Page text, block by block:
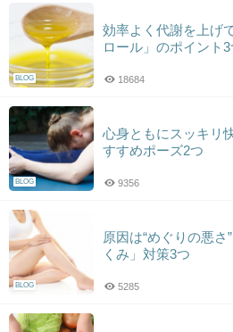
BLOG
効率よく代謝を上げ
ロール」のポイント3
18684
BLOG
心身ともにスッキリ
すすめポーズ2つ
9356
BLOG
原因は“めぐりの悪
くみ」対策3つ
5285